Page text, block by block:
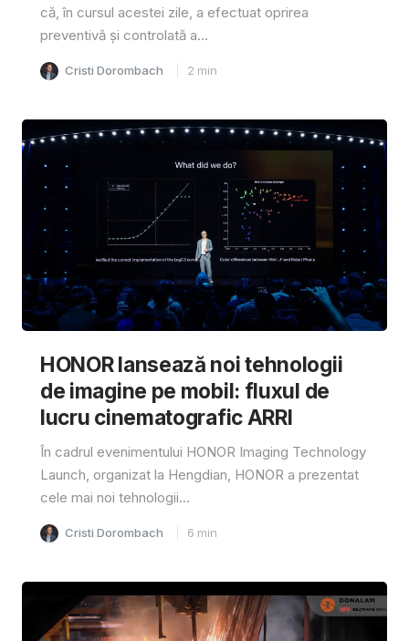
că, în cursul acestei zile, a efectuat oprirea
preventivă și controlată a...
Cristi Dorombach 2 min
HONOR lansează noi tehnologii
de imagine pe mobil: fluxul de
lucru cinematografic ARRI
În cadrul evenimentului HONOR Imaging Technology
Launch, organizat la Hengdian, HONOR a prezentat
cele mai noi tehnologii...
Cristi Dorombach 6 min